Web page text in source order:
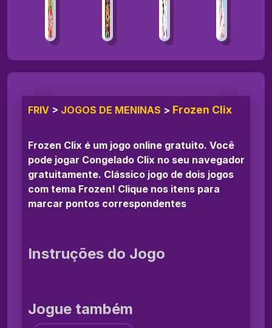
FRIV > JOGOS DE MENINAS > Frozen Clix
Frozen Clix é um jogo online gratuito. Você
pode jogar Congelado Clix no seu navegador
gratuitamente. Clássico jogo de dois jogos
com tema Frozen! Clique nos itens para
marcar pontos correspondentes
Instruções do Jogo
Jogue também